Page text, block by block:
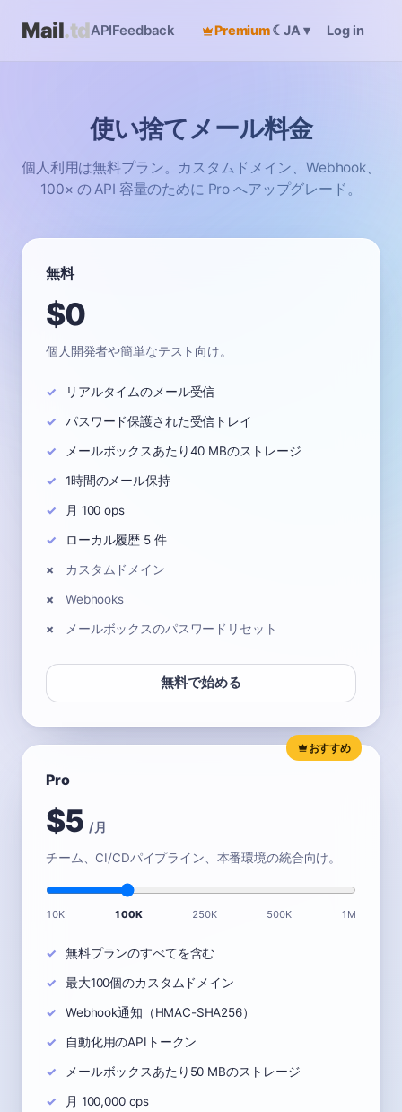
Mail.tdAPIFeedback Premium☾ JA▾ Log in
使い捨てメール料金
個人利用は無料プラン。カスタムドメイン、Webhook、
100× の API 容量のために Pro へアップグレード。
無料
$0
個人開発者や簡単なテスト向け。
リアルタイムのメール受信
パスワード保護された受信トレイ
メールボックスあたり40 MBのストレージ
1時間のメール保持
月 100 ops
ローカル履歴 5 件
カスタムドメイン
Webhooks
メールボックスのパスワードリセット
無料で始める
おすすめ
Pro
$5 / 月
チーム、CI/CDパイプライン、本番環境の統合向け。
10K 100K 250K 500K 1M
無料プランのすべてを含む
最大100個のカスタムドメイン
Webhook通知（HMAC-SHA256）
自動化用のAPIトークン
メールボックスあたり50 MBのストレージ
月 100,000 ops